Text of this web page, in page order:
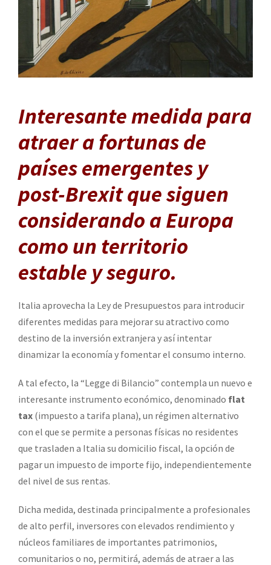
Interesante medida para
atraer a fortunas de
países emergentes y
post-Brexit que siguen
considerando a Europa
como un territorio
estable y seguro.
Italia aprovecha la Ley de Presupuestos para introducir
diferentes medidas para mejorar su atractivo como
destino de la inversión extranjera y así intentar
dinamizar la economía y fomentar el consumo interno.
A tal efecto, la “Legge di Bilancio” contempla un nuevo e
interesante instrumento económico, denominado flat
tax (impuesto a tarifa plana), un régimen alternativo
con el que se permite a personas físicas no residentes
que trasladen a Italia su domicilio fiscal, la opción de
pagar un impuesto de importe fijo, independientemente
del nivel de sus rentas.
Dicha medida, destinada principalmente a profesionales
de alto perfil, inversores con elevados rendimiento y
núcleos familiares de importantes patrimonios,
comunitarios o no, permitirá, además de atraer a las